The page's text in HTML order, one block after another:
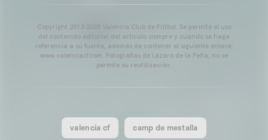
Copyright 2013-2025 Valencia Club de Fútbol. Se permite el uso
del contenido editorial del artículo siempre y cuando se haga
referencia a su fuente, además de contener el siguiente enlace:
www.valenciacf.com. Fotografías de Lázaro de la Peña, no se
permite su reutilización.
valencia cf camp de mestalla